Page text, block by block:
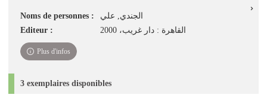
Noms de personnes :
الجندي, علي
Editeur :
القاهرة : دار غريب، 2000
Plus d'infos
3 exemplaires disponibles